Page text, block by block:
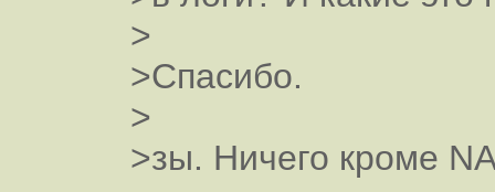
>
>Спасибо.
>
>зы. Ничего кроме